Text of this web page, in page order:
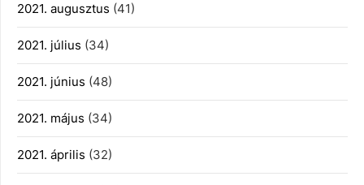
2021. augusztus (41)
2021. július (34)
2021. június (48)
2021. május (34)
2021. április (32)